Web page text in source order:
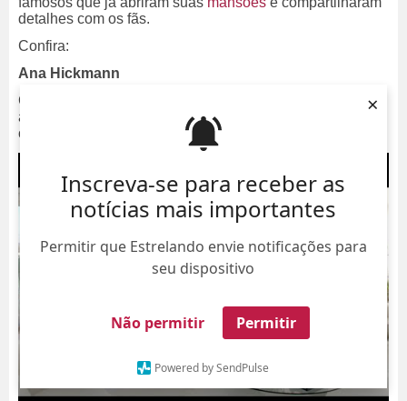
Inscreva-se para receber as
notícias mais importantes
Permitir que Estrelando envie notificações para
seu dispositivo
Não permitir Permitir
Powered by SendPulse
×
detalhes com os fãs.
Confira:
Ana Hickmann
Começando com
apresentadora já viralizou por conta da cor principal. A
casa da artista é muito branca e com espaços amplos.